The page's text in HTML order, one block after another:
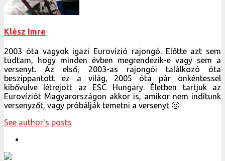
Klész Imre
2003 óta vagyok igazi Eurovízió rajongó. Előtte azt sem
tudtam, hogy minden évben megrendezik-e vagy sem a
versenyt. Az első, 2003-as rajongói találkozó óta
beszippantott ez a világ, 2005 óta pár önkéntessel
kibővülve létrejött az ESC Hungary. Életben tartjuk az
Eurovíziót Magyarországon akkor is, amikor nem indítunk
versenyzőt, vagy próbálják temetni a versenyt 🙂
See author's posts